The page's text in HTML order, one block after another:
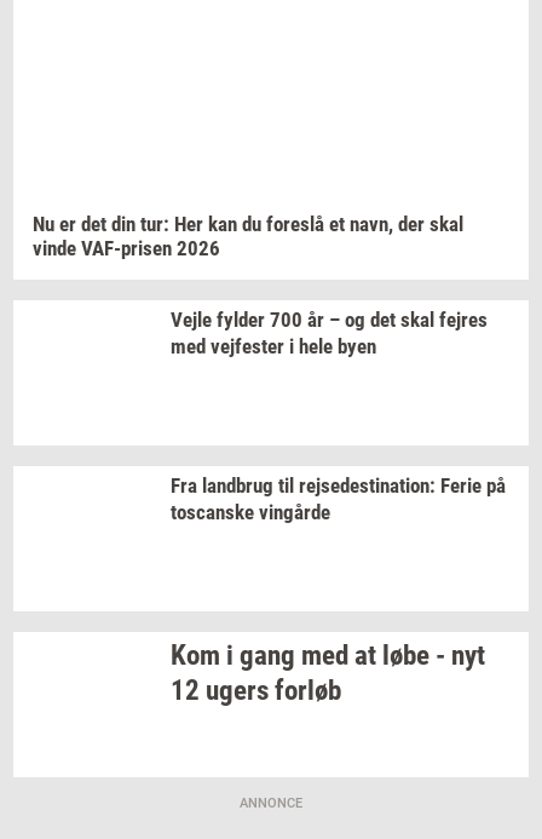
Nu er det din tur: Her kan du fo­re­slå et navn, der skal
vinde VAF-​prisen 2026
Vejle fyl­der 700 år – og det skal fejres
med vej­fe­ster i hele byen
Fra land­brug til rej­se­desti­na­tion: Ferie på
toscan­ske vin­går­de
Kom i gang med at løbe - nyt
12 ugersfor­løb
ANNONCE